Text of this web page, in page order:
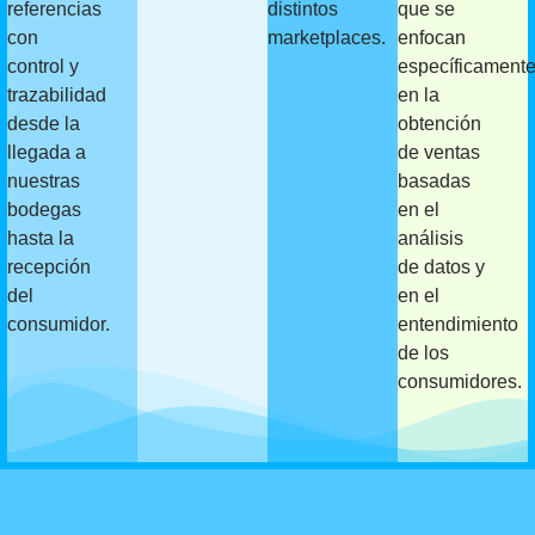
referencias
con
control y
trazabilidad
desde la
llegada a
nuestras
bodegas
hasta la
recepción
del
consumidor.
distintos
marketplaces.
que se
enfocan
específicamente
en la
obtención
de ventas
basadas
en el
análisis
de datos y
en el
entendimiento
de los
consumidores.